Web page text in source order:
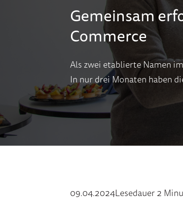
Gemeinsam
Commerce
Als zwei etablierte Namen
In nur drei Monaten haben
09.04.2024Lesedauer 2